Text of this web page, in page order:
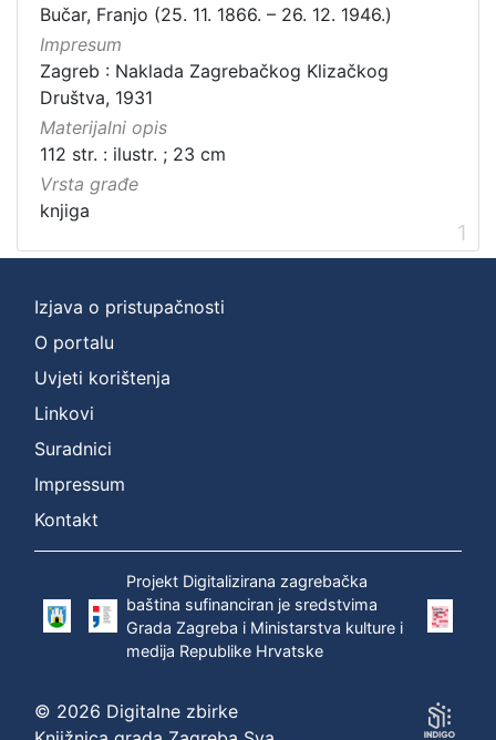
Bučar, Franjo (25. 11. 1866. – 26. 12. 1946.)
Impresum
Zagreb : Naklada Zagrebačkog Klizačkog
Društva, 1931
Materijalni opis
112 str. : ilustr. ; 23 cm
Vrsta građe
knjiga
1
Izjava o pristupačnosti
O portalu
Uvjeti korištenja
Linkovi
Suradnici
Impressum
Kontakt
Projekt Digitalizirana zagrebačka
baština sufinanciran je sredstvima
Grada Zagreba i Ministarstva kulture i
medija Republike Hrvatske
© 2026 Digitalne zbirke